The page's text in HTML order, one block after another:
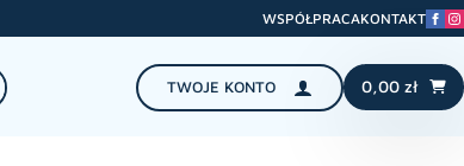
WSPÓŁPRACAKONTAKT
Search
for:
TWOJE KONTO 0,00 zł